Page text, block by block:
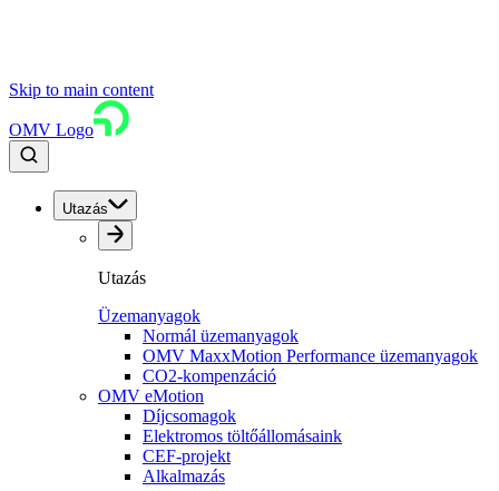
Skip to main content
OMV Logo
Utazás
Utazás
Üzemanyagok
Normál üzemanyagok
OMV MaxxMotion Performance üzemanyagok
CO2-kompenzáció
OMV eMotion
Díjcsomagok
Elektromos töltőállomásaink
CEF-projekt
Alkalmazás